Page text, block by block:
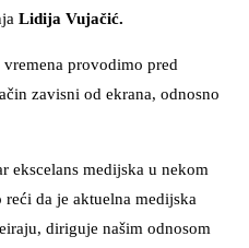
Lidija Vujačić.
provodimo pred
zavisni od ekrana, odnosno
ekscelans medijska u nekom
da je aktuelna medijska
diriguje našim odnosom